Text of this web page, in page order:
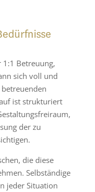
Betreuung,
sich voll und
ist strukturiert
der zu
die diese
Selbständige
jeder Situation